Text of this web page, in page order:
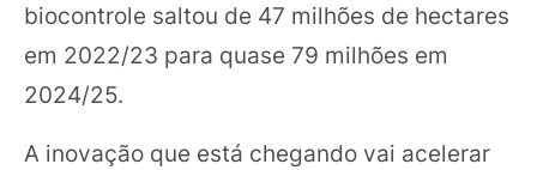
biocontrole saltou de 47 milhões de hectares
em 2022/23 para quase 79 milhões em
2024/25.
A inovação que está chegando vai acelerar